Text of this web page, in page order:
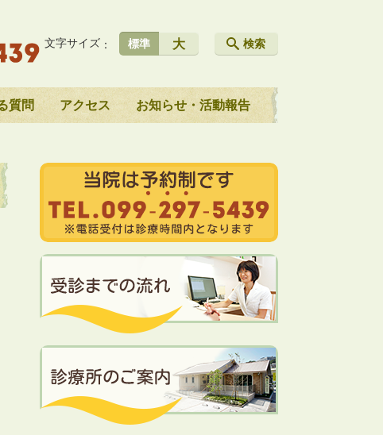
質問 アクセス お知らせ・活動報告
検索
文字サイズ 標準 大